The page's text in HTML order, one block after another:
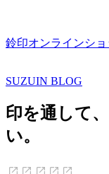
鈴印オンラインシ
SUZUIN BLOG
印を通して
い。